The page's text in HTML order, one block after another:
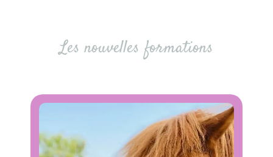
Les nouvelles formations